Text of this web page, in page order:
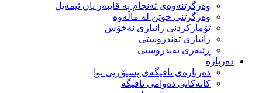
وه‌رگرتنه‌وه‌ی ئه‌نجام به‌ ڤایبه‌ر یان ئیمه‌یل
وەرگرتنی خوێن لە ماڵەوە
تۆماركردنی زانیاری نەخۆش
زانیاری تەندروستی
ڕێبەری تەندروستی
دەربارە
دەربارەی تاقیگەی پسپۆڕیی نوا
كاتەكانی دەوامی تاقیگە